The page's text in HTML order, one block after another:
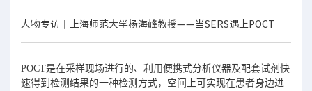
人物专访丨上海师范大学杨海峰教授——当SERS遇上POCT
POCT是在采样现场进行的、利用便携式分析仪器及配套试剂快
速得到检测结果的一种检测方式，空间上可实现在患者身边进